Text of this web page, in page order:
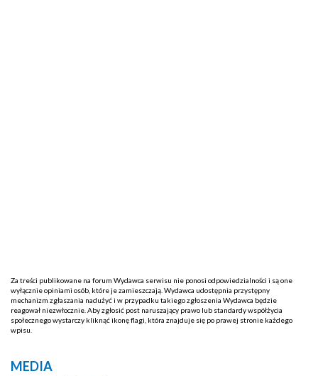
Za treści publikowane na forum Wydawca serwisu nie ponosi odpowiedzialności i są one
wyłącznie opiniami osób, które je zamieszczają. Wydawca udostępnia przystępny
mechanizm zgłaszania nadużyć i w przypadku takiego zgłoszenia Wydawca będzie
reagował niezwłocznie. Aby zgłosić post naruszający prawo lub standardy współżycia
społecznego wystarczy kliknąć ikonę flagi, która znajduje się po prawej stronie każdego
wpisu.
MEDIA